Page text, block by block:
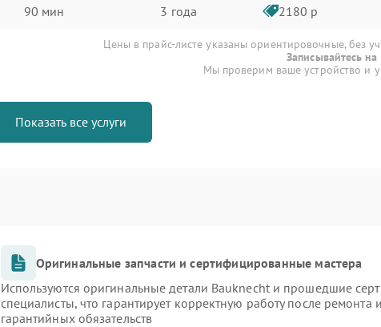
90 мин 3 года 2180 р
Цены в прайс-листе указаны ориентировочные, без
Записывайтесь
Мы проверим ваше устройство и
Показать все услуги
Оригинальные запчасти и сертифицированные мастера
Используются оригинальные детали Bauknecht и прошедшие
специалисты, что гарантирует корректную работу после ремонта
гарантийных обязательств